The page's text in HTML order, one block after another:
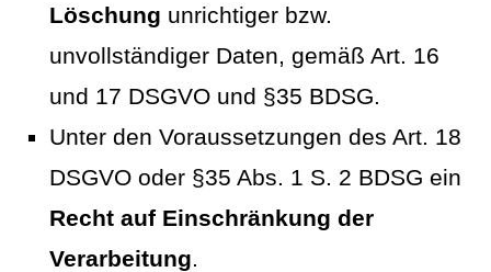
Löschung unrichtiger bzw.
unvollständiger Daten, gemäß Art. 16
und 17 DSGVO und §35 BDSG.
Unter den Voraussetzungen des Art. 18
DSGVO oder §35 Abs. 1 S. 2 BDSG ein
Recht auf Einschränkung der
Verarbeitung.